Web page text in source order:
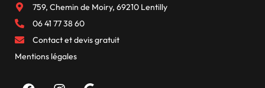
759, Chemin de Moiry, 69210 Lentilly
06 41 77 38 60
Contact et devis gratuit
Mentions légales